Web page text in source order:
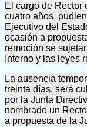
El cargo de Rector
cuatro años,
Ejecutivo del
ocasión a
remoción se
Interno y las leyes
La ausencia
treinta días, será
por la Junta
nombrado un
a propuesta de la